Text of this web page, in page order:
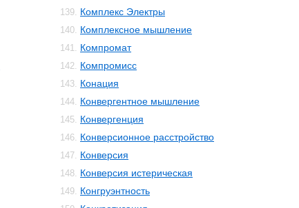
139. Комплекс Электры
140. Комплексное мышление
141. Компромат
142. Компромисс
143. Конация
144. Конвергентное мышление
145. Конвергенция
146. Конверсионное расстройство
147. Конверсия
148. Конверсия истерическая
149. Конгруэнтность